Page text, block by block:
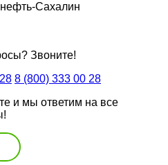
Звоните!
8 (800) 333 00 28
и мы ответим на все